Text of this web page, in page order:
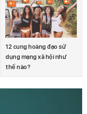
12 cung hoàng đạo sử
dụng mạng xã hội như
thế nào?